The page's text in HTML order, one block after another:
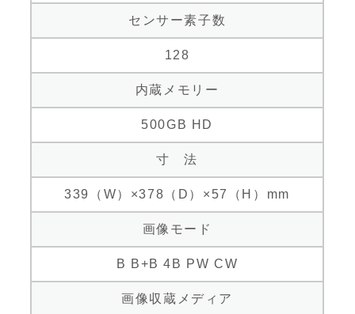
センサー素子数
128
内蔵メモリー
500GB HD
寸 法
339（W）×378（D）×57（H）mm
画像モード
B B+B 4B PW CW
画像収蔵メディア